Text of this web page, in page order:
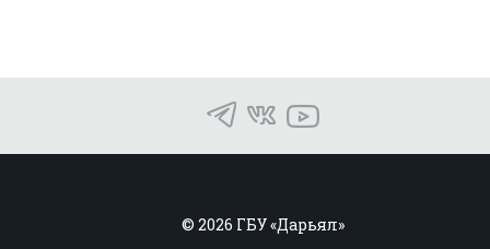
© 2026 ГБУ «Дарьял»